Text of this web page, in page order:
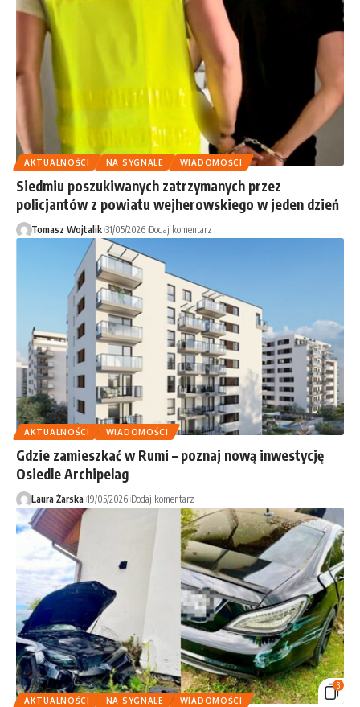
AKTUALNOŚCI NA SYGNALE WIADOMOŚCI
Siedmiu poszukiwanych zatrzymanych przez
policjantów z powiatu wejherowskiego w jeden dzień
Tomasz Wojtalik 31/05/2026 Dodaj komentarz
AKTUALNOŚCI WIADOMOŚCI
Gdzie zamieszkać w Rumi – poznaj nową inwestycję
Osiedle Archipelag
Laura Żarska 19/05/2026 Dodaj komentarz
3
AKTUALNOŚCI
NA SYGNALE WIADOMOŚCI